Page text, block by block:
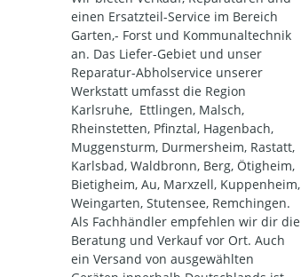
einen Ersatzteil-Service im Bereich
Garten,- Forst und Kommunaltechnik
an. Das Liefer-Gebiet und unser
Reparatur-Abholservice unserer
Werkstatt umfasst die Region
Karlsruhe, Ettlingen, Malsch,
Rheinstetten, Pfinztal, Hagenbach,
Muggensturm, Durmersheim, Rastatt,
Karlsbad, Waldbronn, Berg, Ötigheim,
Bietigheim, Au, Marxzell, Kuppenheim,
Weingarten, Stutensee, Remchingen.
Als Fachhändler empfehlen wir dir die
Beratung und Verkauf vor Ort. Auch
ein Versand von ausgewählten